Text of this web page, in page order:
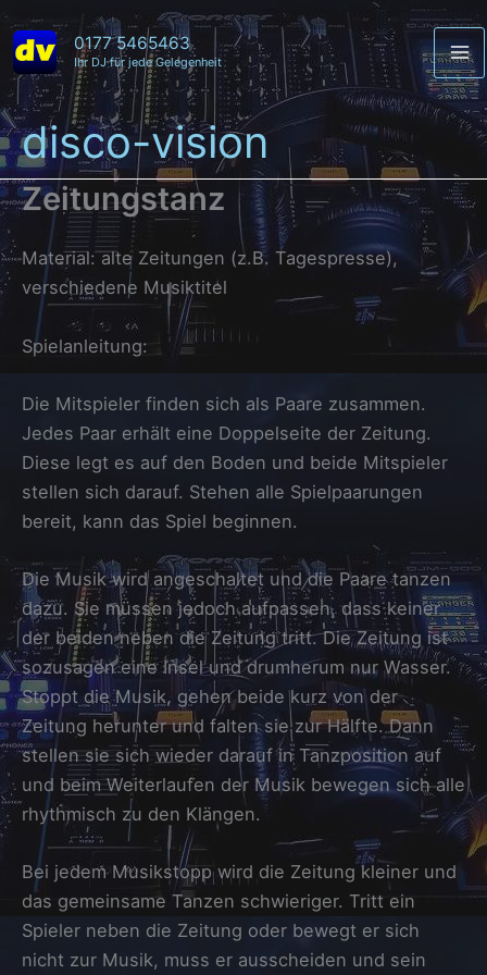
Zum
Inhalt
springen
0177 5465463
Ihr DJ für jede Gelegenheit
disco-vision
Zeitungstanz
Material: alte Zeitungen (z.B. Tagespresse),
verschiedene Musiktitel
Spielanleitung:
Die Mitspieler finden sich als Paare zusammen.
Jedes Paar erhält eine Doppelseite der Zeitung.
Diese legt es auf den Boden und beide Mitspieler
stellen sich darauf. Stehen alle Spielpaarungen
bereit, kann das Spiel beginnen.
Die Musik wird angeschaltet und die Paare tanzen
dazu. Sie müssen jedoch aufpassen, dass keiner
der beiden neben die Zeitung tritt. Die Zeitung ist
sozusagen eine Insel und drumherum nur Wasser.
Stoppt die Musik, gehen beide kurz von der
Zeitung herunter und falten sie zur Hälfte. Dann
stellen sie sich wieder darauf in Tanzposition auf
und beim Weiterlaufen der Musik bewegen sich alle
rhythmisch zu den Klängen.
Bei jedem Musikstopp wird die Zeitung kleiner und
das gemeinsame Tanzen schwieriger. Tritt ein
Spieler neben die Zeitung oder bewegt er sich
nicht zur Musik, muss er ausscheiden und sein